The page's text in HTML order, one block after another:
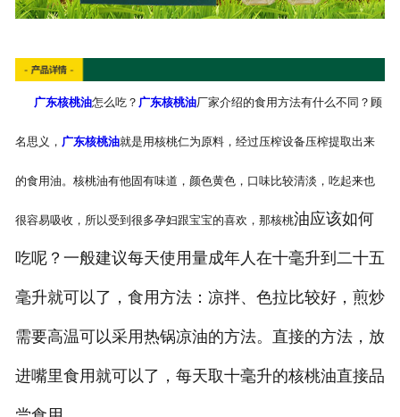
广东核桃油怎么吃？ 广东核桃油厂家介绍的食用方法有什么不同？顾
名思义， 广东核桃油就是用核桃仁为原料，经过压榨设备压榨提取出来
的食用油。核桃油有他固有味道，颜色黄色，口味比较清淡，吃起来也
很容易吸收，所以受到很多孕妇跟宝宝的喜欢，那核桃油应该如何
吃呢？一般建议每天使用量成年人在十毫升到二十五
毫升就可以了，食用方法：凉拌、色拉比较好，煎炒
需要高温可以采用热锅凉油的方法。直接的方法，放
进嘴里食用就可以了，每天取十毫升的核桃油直接品